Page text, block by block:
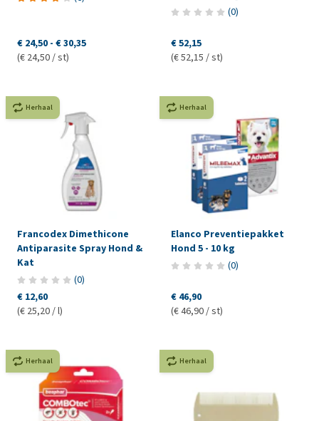
€ 24,50 - € 30,35
(€ 24,50 / st)
(0)
€ 52,15
(€ 52,15 / st)
Herhaal
Francodex Dimethicone
Antiparasite Spray Hond &
Kat
(0)
€ 12,60
(€ 25,20 / l)
Herhaal
Elanco Preventiepakket
Hond 5 - 10 kg
(0)
€ 46,90
(€ 46,90 / st)
Herhaal Herhaal